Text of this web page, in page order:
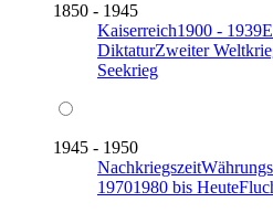
1850 - 1945
Kaiserreich1900 - 1939
DiktaturZweiter
Seekrieg
1945 - 1950
Nachkriegszeit
19701980 bis Heute